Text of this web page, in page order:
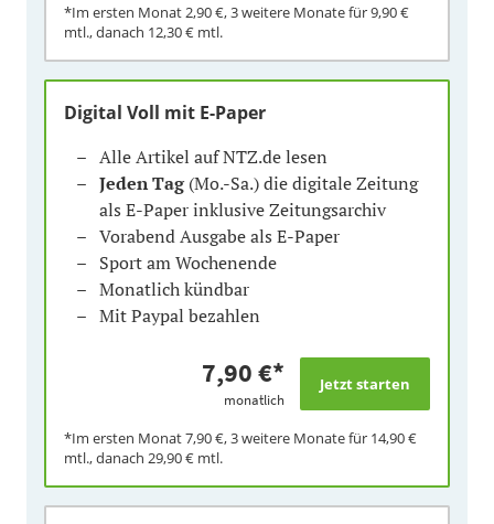
*Im ersten Monat2,90 €, 3 weitere Monate für9,90 €
mtl., danach 12,30 € mtl.
Digital Voll mit E-Paper
Alle Artikel auf NTZ.de lesen
Jeden Tag(Mo.-Sa.) die digitale Zeitung
als E-Paper inklusive Zeitungsarchiv
Vorabend Ausgabe als E-Paper
Sport am Wochenende
Monatlich kündbar
Mit Paypal bezahlen
7,90 €*
monatlich
*Im ersten Monat7,90 €, 3 weitere Monate für 14,90 €
mtl., danach 29,90 € mtl.